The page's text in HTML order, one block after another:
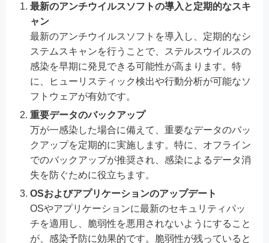
最新のアンチウイルスソフトの導入と定期的なスキ
ャン
最新のアンチウイルスソフトを導入し、定期的なシ
ステムスキャンを行うことで、ステルスウイルスの
感染を早期に発見できる可能性が高まります。特
に、ヒューリスティック検出や行動分析が可能なソ
フトウェアが有効です。
重要データのバックアップ
万が一感染した場合に備えて、重要なデータのバッ
クアップを定期的に実施します。特に、オフライン
でのバックアップが推奨され、感染によるデータ消
失を防ぐために役立ちます。
OSおよびアプリケーションのアップデート
OSやアプリケーションに最新のセキュリティパッ
チを適用し、脆弱性を悪用されないようにすること
が、感染予防に効果的です。脆弱性が残っていると